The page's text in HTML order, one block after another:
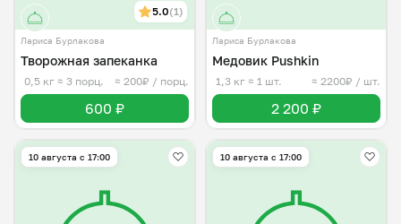
5.0(1)
Лариса Бурлакова
Творожная запеканка
0,5 кг ≈ 3 порц. ≈ 200₽ / порц.
600 ₽
Лариса Бурлакова
Медовик Pushkin
1,3 кг ≈ 1 шт. ≈ 2200₽ / шт.
2 200 ₽
10 августа с 17:00 10 августа с 17:00